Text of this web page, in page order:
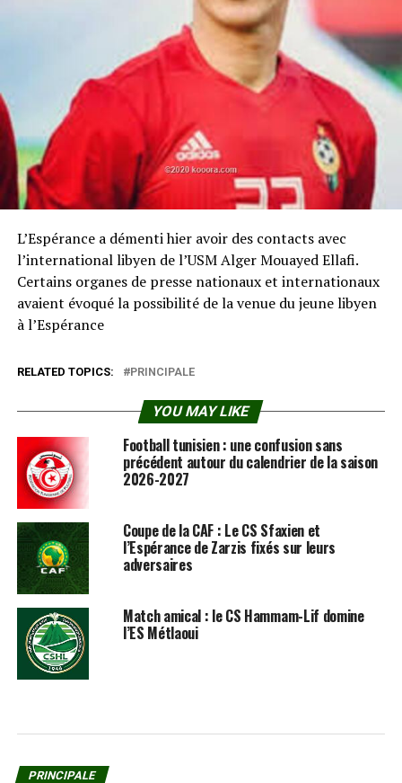
L’Espérance a démenti hier avoir des contacts avec
l’international libyen de l’USM Alger Mouayed Ellafi.
Certains organes de presse nationaux et internationaux
avaient évoqué la possibilité de la venue du jeune libyen
à l’Espérance
RELATED TOPICS: PRINCIPALE
YOU MAY LIKE
Football tunisien : une confusion sans
précédent autour du calendrier de la saison
2026-2027
Coupe de la CAF : Le CS Sfaxien et
l’Espérance de Zarzis fixés sur leurs
adversaires
Match amical : le CS Hammam-Lif domine
l’ES Métlaoui
PRINCIPALE